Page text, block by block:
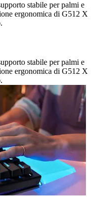
stabile per palmi e
ergonomica di G512 X
stabile per palmi e
ergonomica di G512 X